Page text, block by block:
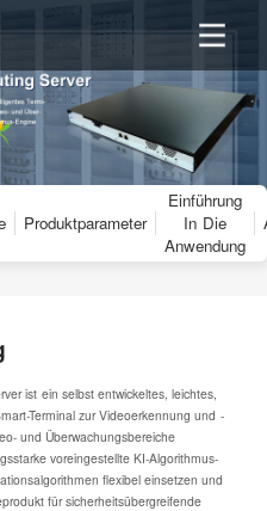
Produktparameter
Einführung
In Die
Anwendung
ist ein selbst entwickeltes, leichtes,
Terminal zur Videoerkennung und -
und Überwachungsbereiche
voreingestellte KI-Algorithmus-
flexibel einsetzen und
für sicherheitsübergreifende